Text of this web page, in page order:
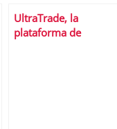
UltraTrade, la
plataforma de